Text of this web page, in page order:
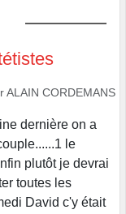
ALAIN CORDEMANS
dernière on a
le
plutôt je devrai
toutes les
David c'y était